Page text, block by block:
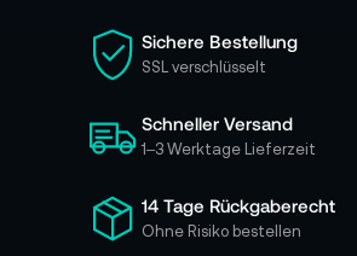
i
e
s
c
h
ü
r
u
Sichere Bestellung
SSL verschlüsselt
Schneller Versand
1–3 Werktage Lieferzeit
14 Tage Rückgaberecht
Ohne Risiko bestellen